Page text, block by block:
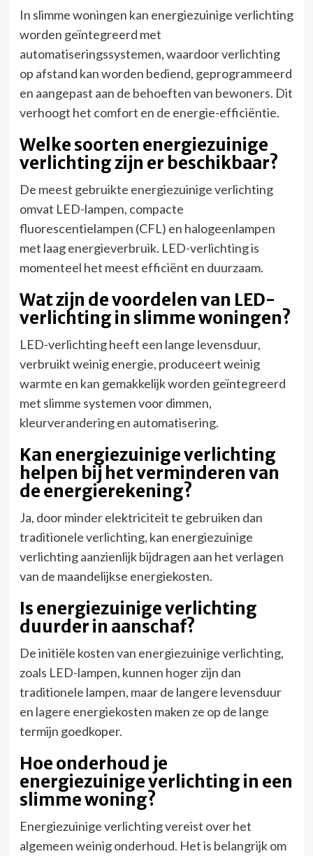
In slimme woningen kan energiezuinige verlichting
worden geïntegreerd met
automatiseringssystemen, waardoor verlichting
op afstand kan worden bediend, geprogrammeerd
en aangepast aan de behoeften van bewoners. Dit
verhoogt het comfort en de energie-efficiëntie.
Welke soorten energiezuinige
verlichting zijn er beschikbaar?
De meest gebruikte energiezuinige verlichting
omvat LED-lampen, compacte
fluorescentielampen (CFL) en halogeenlampen
met laag energieverbruik. LED-verlichting is
momenteel het meest efficiënt en duurzaam.
Wat zijn de voordelen van LED-
verlichting in slimme woningen?
LED-verlichting heeft een lange levensduur,
verbruikt weinig energie, produceert weinig
warmte en kan gemakkelijk worden geïntegreerd
met slimme systemen voor dimmen,
kleurverandering en automatisering.
Kan energiezuinige verlichting
helpen bij het verminderen van
de energierekening?
Ja, door minder elektriciteit te gebruiken dan
traditionele verlichting, kan energiezuinige
verlichting aanzienlijk bijdragen aan het verlagen
van de maandelijkse energiekosten.
Is energiezuinige verlichting
duurder in aanschaf?
De initiële kosten van energiezuinige verlichting,
zoals LED-lampen, kunnen hoger zijn dan
traditionele lampen, maar de langere levensduur
en lagere energiekosten maken ze op de lange
termijn goedkoper.
Hoe onderhoud je
energiezuinige verlichting in een
slimme woning?
Energiezuinige verlichting vereist over het
algemeen weinig onderhoud. Het is belangrijk om